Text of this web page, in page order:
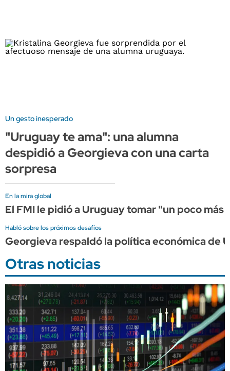
Un gesto inesperado
"Uruguay te ama": una alumna
despidió a Georgieva con una carta
sorpresa
En la mira global
El FMI le pidió a Uruguay tomar "un poco
Habló sobre los próximos desafíos
Georgieva respaldó la política económica de
Otras noticias